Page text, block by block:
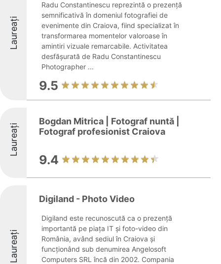
Laureați
Radu Constantinescu reprezintă o prezență
semnificativă în domeniul fotografiei de
evenimente din Craiova, fiind specializat în
transformarea momentelor valoroase în
amintiri vizuale remarcabile. Activitatea
desfășurată de Radu Constantinescu
Photographer ...
9.5
Laureați
Bogdan Mitrica | Fotograf nuntă |
Fotograf profesionist Craiova
9.4
Laureați
Digiland - Photo Video
Digiland este recunoscută ca o prezență
importantă pe piața IT și foto-video din
România, având sediul în Craiova și
funcționând sub denumirea Angelosoft
Computers SRL încă din 2002. Compania